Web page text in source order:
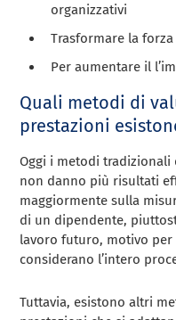
organizzativi
Trasformare la
Per aumentare il
Quali metodi di
prestazioni
Oggi i metodi
non danno più risultati
maggiormente sulla
di un dipendente,
lavoro futuro, motivo
considerano l’intero
Tuttavia, esistono altri